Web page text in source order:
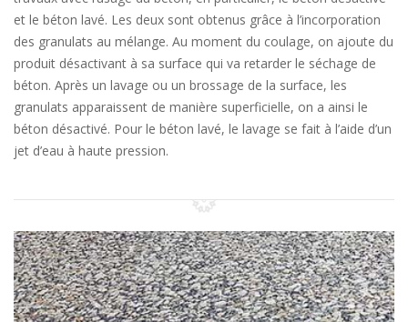
et le béton lavé. Les deux sont obtenus grâce à l’incorporation
des granulats au mélange. Au moment du coulage, on ajoute du
produit désactivant à sa surface qui va retarder le séchage de
béton. Après un lavage ou un brossage de la surface, les
granulats apparaissent de manière superficielle, on a ainsi le
béton désactivé. Pour le béton lavé, le lavage se fait à l’aide d’un
jet d’eau à haute pression.